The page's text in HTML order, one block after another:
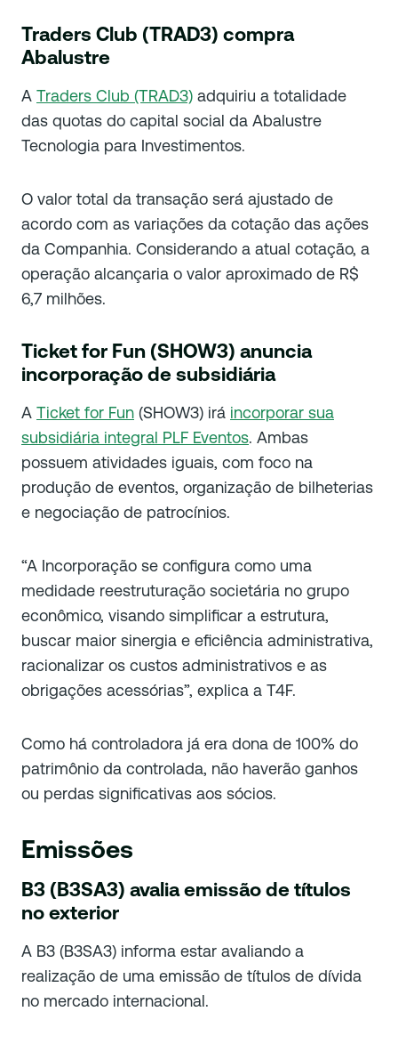
Traders Club (TRAD3) compra
Abalustre
A Traders Club (TRAD3) adquiriu a totalidade
das quotas do capital social da Abalustre
Tecnologia para Investimentos.
O valor total da transação será ajustado de
acordo com as variações da cotação das ações
da Companhia. Considerando a atual cotação, a
operação alcançaria o valor aproximado de R$
6,7 milhões.
Ticket for Fun (SHOW3) anuncia
incorporação de subsidiária
A Ticket for Fun (SHOW3) irá incorporar sua
subsidiária integral PLF Eventos. Ambas
possuem atividades iguais, com foco na
produção de eventos, organização de bilheterias
e negociação de patrocínios.
“A Incorporação se configura como uma
medidade reestruturação societária no grupo
econômico, visando simplificar a estrutura,
buscar maior sinergia e eficiência administrativa,
racionalizar os custos administrativos e as
obrigações acessórias”, explica a T4F.
Como há controladora já era dona de 100% do
patrimônio da controlada, não haverão ganhos
ou perdas significativas aos sócios.
Emissões
B3 (B3SA3) avalia emissão de títulos
no exterior
A B3 (B3SA3) informa estar avaliando a
realização de uma emissão de títulos de dívida
no mercado internacional.